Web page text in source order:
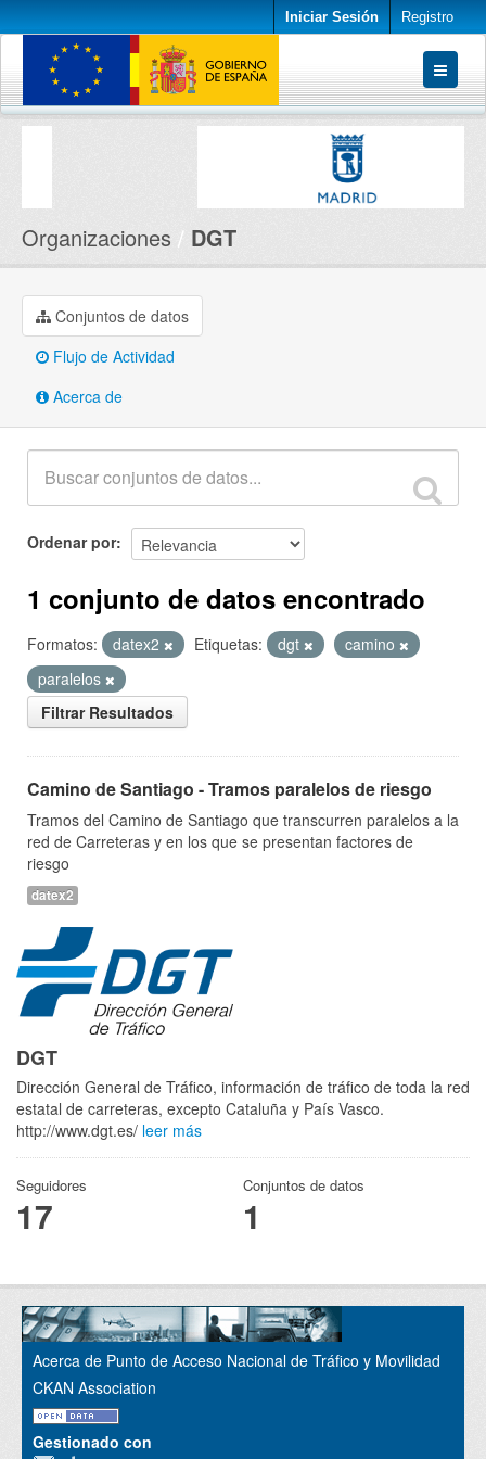
Iniciar Sesión Registro
Conjuntos de datos
Organizaciones DGT
Conjuntos de datos
Flujo de Actividad
Acerca de
Ordenar por
1 conjunto de datos encontrado
Formatos: datex2 Etiquetas: dgt
camino
paralelos
Filtrar Resultados
Camino de Santiago - Tramos paralelos de riesgo
Tramos del Camino de Santiago que transcurren paralelos a la
red de Carreteras y en los que se presentan factores de
riesgo
datex2
DGT
Dirección General de Tráfico, información de tráfico de toda la red
estatal de carreteras, excepto Cataluña y País Vasco.
http://www.dgt.es/ leer más
Seguidores
17
Conjuntos de datos
1
Acerca de Punto de Acceso Nacional de Tráfico y Movilidad
CKAN Association
Gestionado con